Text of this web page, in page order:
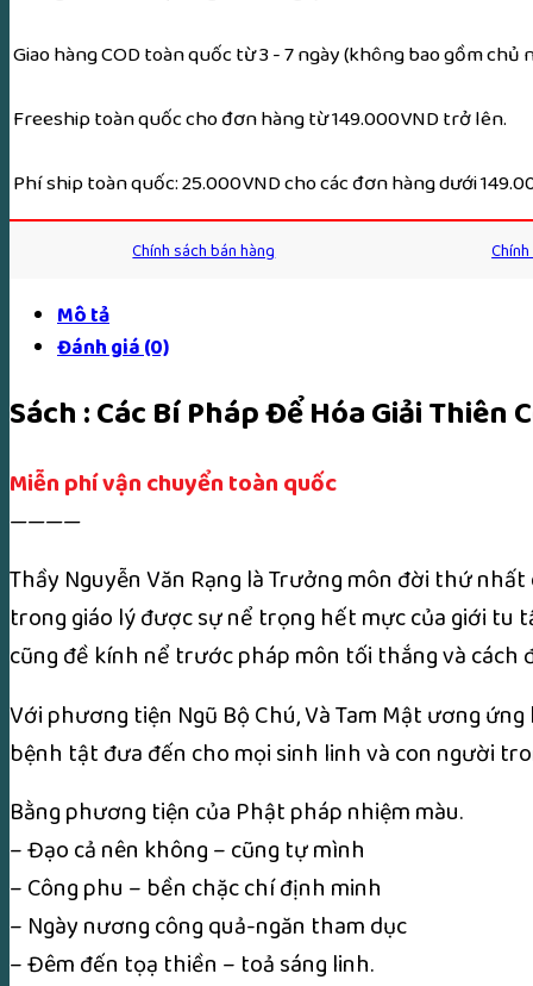
Ách
Đạo
–
Thầy
Rạng
số
Giao hàng COD toàn quốc từ 3 - 7 ngày (không bao gồm chủ
Freeship toàn quốc cho đơn hàng từ 149.000VND trở lên.
Phí ship toàn quốc: 25.000VND cho các đơn hàng dưới
Chính sách bán hàng
Mô tả
Đánh giá (0)
Sách : Các Bí Pháp Để Hóa Giải
Miễn phí vận chuyển toàn quốc
————
Thầy Nguyễn Văn Rạng là Trưởng môn đời thứ
trong giáo lý được sự nể trọng hết mực của giới tu
cũng đề kính nể trước pháp môn tối thắng và cách
Với phương tiện Ngũ Bộ Chú, Và Tam Mật ương
bệnh tật đưa đến cho mọi sinh linh và con người
Bằng phương tiện của Phật pháp nhiệm màu.
– Đạo cả nên không – cũng tự mình
– Công phu – bền chặc chí định minh
– Ngày nương công quả-ngăn tham dục
– Đêm đến tọạ thiền – toả sáng linh.